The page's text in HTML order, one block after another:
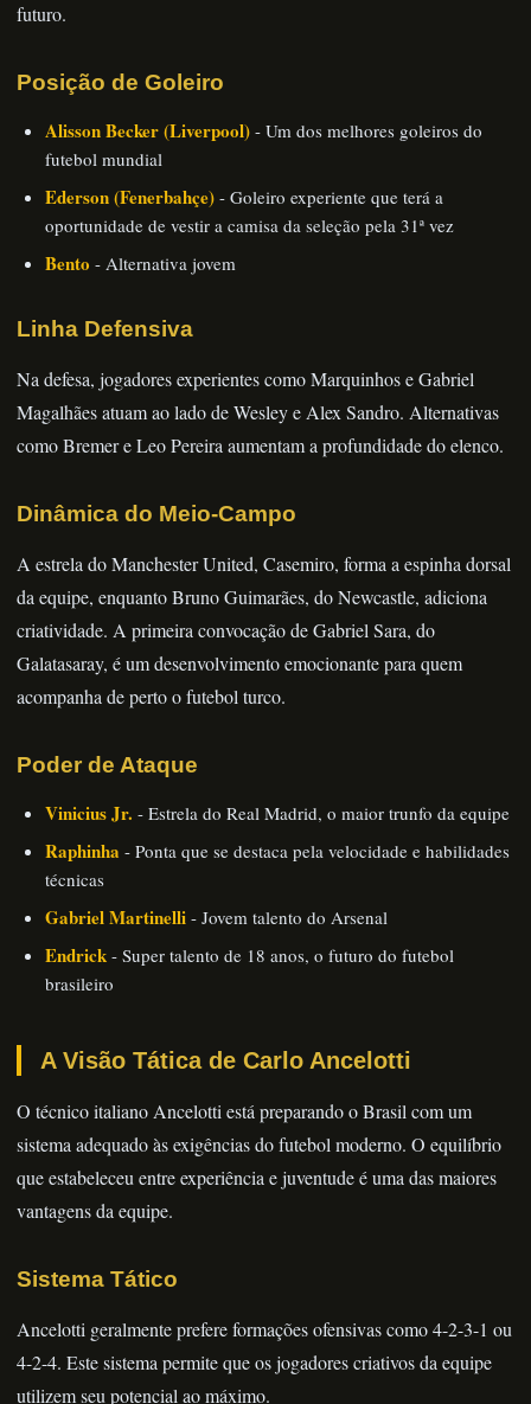
futuro.
Posição de Goleiro
Alisson Becker (Liverpool) - Um dos melhores goleiros do
futebol mundial
Ederson (Fenerbahçe) - Goleiro experiente que terá a
oportunidade de vestir a camisa da seleção pela 31ª vez
Bento - Alternativa jovem
Linha Defensiva
Na defesa, jogadores experientes como Marquinhos e Gabriel
Magalhães atuam ao lado de Wesley e Alex Sandro. Alternativas
como Bremer e Leo Pereira aumentam a profundidade do elenco.
Dinâmica do Meio-Campo
A estrela do Manchester United, Casemiro, forma a espinha dorsal
da equipe, enquanto Bruno Guimarães, do Newcastle, adiciona
criatividade. A primeira convocação de Gabriel Sara, do
Galatasaray, é um desenvolvimento emocionante para quem
acompanha de perto o futebol turco.
Poder de Ataque
Vinicius Jr. - Estrela do Real Madrid, o maior trunfo da equipe
Raphinha - Ponta que se destaca pela velocidade e habilidades
técnicas
Gabriel Martinelli - Jovem talento do Arsenal
Endrick - Super talento de 18 anos, o futuro do futebol
brasileiro
A Visão Tática de Carlo Ancelotti
O técnico italiano Ancelotti está preparando o Brasil com um
sistema adequado às exigências do futebol moderno. O equilíbrio
que estabeleceu entre experiência e juventude é uma das maiores
vantagens da equipe.
Sistema Tático
Ancelotti geralmente prefere formações ofensivas como 4-2-3-1 ou
4-2-4. Este sistema permite que os jogadores criativos da equipe
utilizem seu potencial ao máximo.